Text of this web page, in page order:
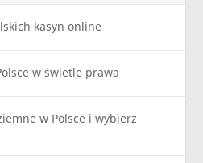
kasyn online
w świetle prawa
w Polsce i wybierz